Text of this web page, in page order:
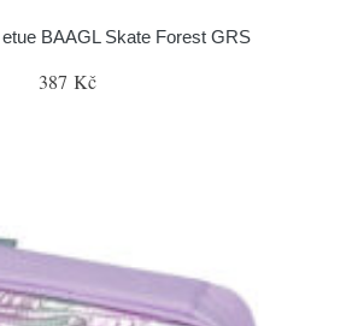
BAAGL Skate Forest GRS
387 Kč